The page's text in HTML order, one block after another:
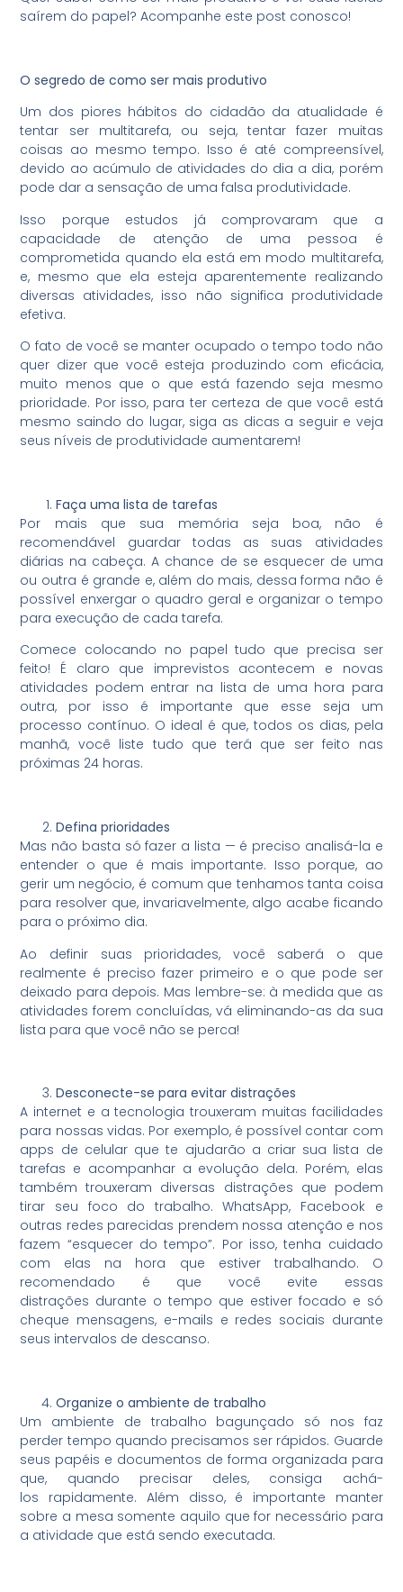
saírem do papel? Acompanhe este post conosco!
O segredo de como ser mais produtivo
Um dos piores hábitos do cidadão da atualidade é
tentar ser multitarefa, ou seja, tentar fazer muitas
coisas ao mesmo tempo. Isso é até compreensível,
devido ao acúmulo de atividades do dia a dia, porém
pode dar a sensação de uma falsa produtividade.
Isso porque estudos já comprovaram que a
capacidade de atenção de uma pessoa é
comprometida quando ela está em modo multitarefa,
e, mesmo que ela esteja aparentemente realizando
diversas atividades, isso não significa produtividade
efetiva.
O fato de você se manter ocupado o tempo todo não
quer dizer que você esteja produzindo com eficácia,
muito menos que o que está fazendo seja mesmo
prioridade. Por isso, para ter certeza de que você está
mesmo saindo do lugar, siga as dicas a seguir e veja
seus níveis de produtividade aumentarem!
Faça uma lista de tarefas
Por mais que sua memória seja boa, não é
recomendável guardar todas as suas atividades
diárias na cabeça. A chance de se esquecer de uma
ou outra é grande e, além do mais, dessa forma não é
possível enxergar o quadro geral e organizar o tempo
para execução de cada tarefa.
Comece colocando no papel tudo que precisa ser
feito! É claro que imprevistos acontecem e novas
atividades podem entrar na lista de uma hora para
outra, por isso é importante que esse seja um
processo contínuo. O ideal é que, todos os dias, pela
manhã, você liste tudo que terá que ser feito nas
próximas 24 horas.
Defina prioridades
Mas não basta só fazer a lista — é preciso analisá-la e
entender o que é mais importante. Isso porque, ao
gerir um negócio, é comum que tenhamos tanta coisa
para resolver que, invariavelmente, algo acabe ficando
para o próximo dia.
Ao definir suas prioridades, você saberá o que
realmente é preciso fazer primeiro e o que pode ser
deixado para depois. Mas lembre-se: à medida que as
atividades forem concluídas, vá eliminando-as da sua
lista para que você não se perca!
Desconecte-se para evitar distrações
A internet e a tecnologia trouxeram muitas facilidades
para nossas vidas. Por exemplo, é possível contar com
apps de celular que te ajudarão a criar sua lista de
tarefas e acompanhar a evolução dela. Porém, elas
também trouxeram diversas distrações que podem
tirar seu foco do trabalho. WhatsApp, Facebook e
outras redes parecidas prendem nossa atenção e nos
fazem “esquecer do tempo”. Por isso, tenha cuidado
com elas na hora que estiver trabalhando. O
recomendado é que você evite essas
distrações durante o tempo que estiver focado e só
cheque mensagens, e-mails e redes sociais durante
seus intervalos de descanso.
Organize o ambiente de trabalho
Um ambiente de trabalho bagunçado só nos faz
perder tempo quando precisamos ser rápidos. Guarde
seus papéis e documentos de forma organizada para
que, quando precisar deles, consiga achá-
los rapidamente. Além disso, é importante manter
sobre a mesa somente aquilo que for necessário para
a atividade que está sendo executada.